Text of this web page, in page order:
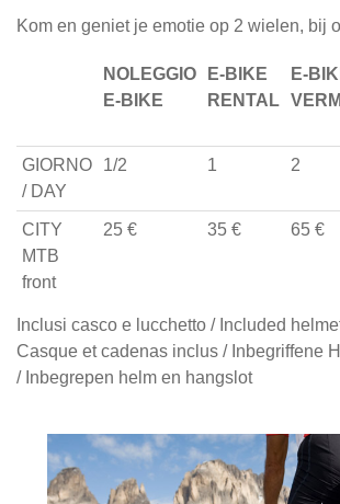
Kom en geniet je emotie op 2 wielen, bij
NOLEGGIO
E-BIKE
E-BIKE
RENTAL
E-
GIORNO
/ DAY
1/2 1 2
CITY
MTB
front
25 € 35 € 65 €
Inclusi casco e lucchetto / Included
Casque et cadenas inclus / Inbegriffene
/ Inbegrepen helm en hangslot